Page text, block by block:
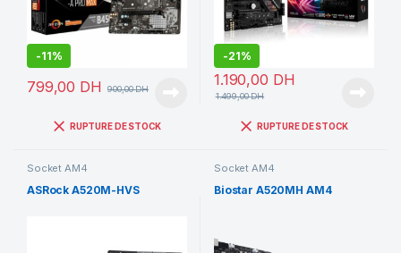
-11%
799,00 DH 900,00DH
RUPTURE DE STOCK
-21%
1.190,00 DH
1.499,00DH
RUPTURE DE STOCK
Socket AM4
ASRock A520M-HVS
Socket AM4
Biostar A520MH AM4